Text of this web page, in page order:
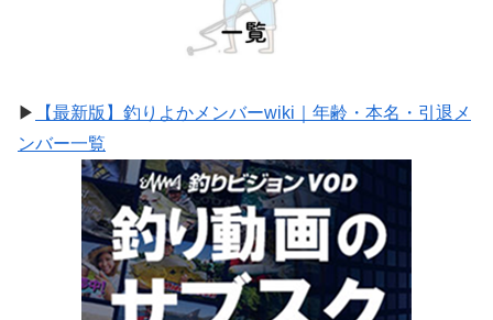
▶
【最新版】釣りよかメンバーwiki｜年齢・本名・引退メ
ンバー一覧